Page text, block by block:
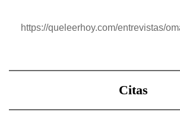
https://queleerhoy.com/entrevistas/
Citas